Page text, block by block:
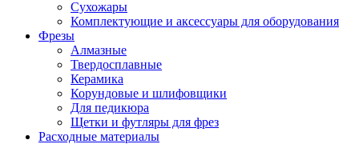
Сухожары
Комплектующие и аксессуары для оборудования
Фрезы
Алмазные
Твердосплавные
Керамика
Корундовые и шлифовщики
Для педикюра
Щетки и футляры для фрез
Расходные материалы